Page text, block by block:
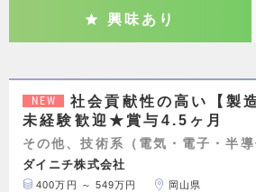
興味あり
NEW
社会貢献性の高い【製
未経験歓迎★賞与4.5ヶ月
その他、技術系（電気・電子・半導
ダイニチ株式会社
400万円 ～ 549万円 岡山県